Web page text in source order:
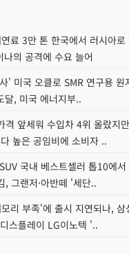
료 3만 톤 한국에서 러시아로
의 공격에 수요 늘어
' 미국 오클로 SMR 연구용 원
달, 미국 에너지부..
격 앞세워 수입차 4위 올랐지
높은 공임비에 소비자 ..
국내 베스트셀러 톱10에서
, 그랜저·아반떼 '세단..
리 부족'에 출시 지연되나, 삼
스플레이 LG이노텍 '..